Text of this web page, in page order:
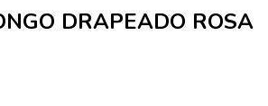
DRAPEADO ROSA